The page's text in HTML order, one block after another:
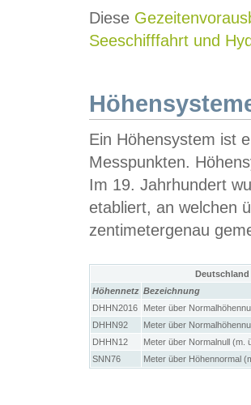
Diese
Seeschifffahrt und
Ein Höhensystem ist
Messpunkten.
Im 19. Jahrhundert
etabliert, an welchen
zentimetergenau
Höhennetz Bezeichnung
DHHN2016
Meter über
DHHN92
Meter über
DHHN12
Meter über Normalnull (m.
SNN76
Meter über Höhennormal